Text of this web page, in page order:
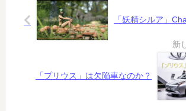
係
必
要
」
な
「妖精シルア」
「プリウス」は欠陥車なのか？